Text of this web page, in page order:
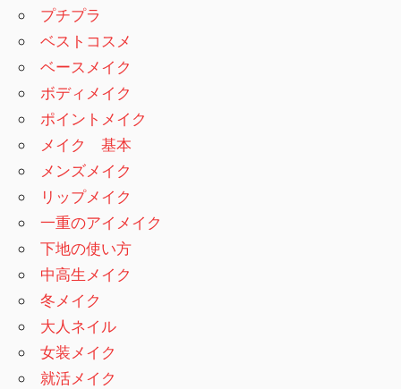
プチプラ
ベストコスメ
ベースメイク
ボディメイク
ポイントメイク
メイク 基本
メンズメイク
リップメイク
一重のアイメイク
下地の使い方
中高生メイク
冬メイク
大人ネイル
女装メイク
就活メイク